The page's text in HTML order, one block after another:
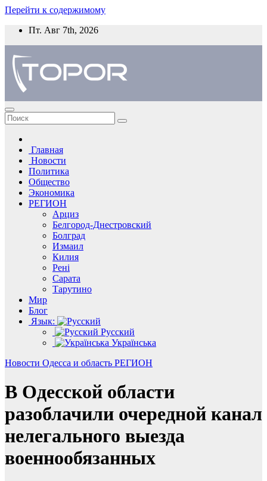
Перейти к содержимому
Пт. Авг 7th, 2026
Главная
Новости
Политика
Общество
Экономика
РЕГИОН
Арциз
Белгород-Днестровский
Болград
Измаил
Килия
Рені
Сарата
Тарутино
Мир
Блог
Язык:
Русский
Українська
Новости Одесса и область РЕГИОН
В Одесской области
разоблачили очередной канал
нелегального выезда
военнообязанных